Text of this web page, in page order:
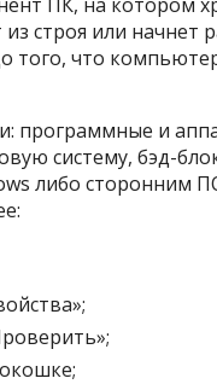
строя или начнет
того, что
программные и
систему, бэд-
либо сторонним